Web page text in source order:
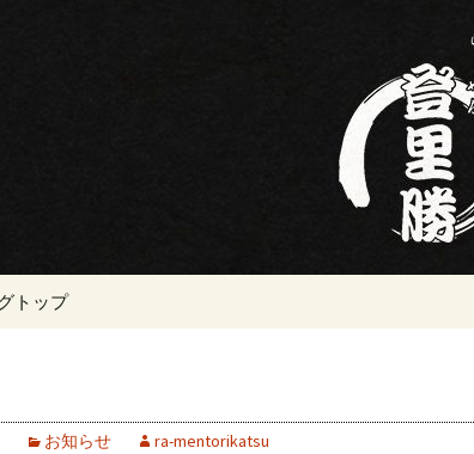
桑名の寿司
(とりかつ)の
トップ
お知らせ ra-mentorikatsu